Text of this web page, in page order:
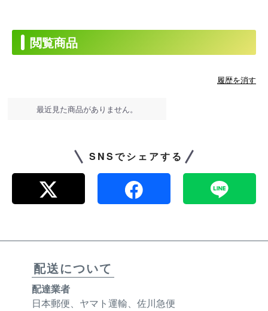
閲覧商品
履歴を消す
最近見た商品がありません。
SNSでシェアする
配送について
配達業者
日本郵便、ヤマト運輸、佐川急便